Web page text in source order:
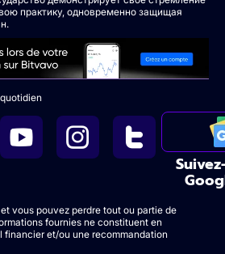
практику, одновременно защищая
vous pouvez perdre tout ou partie de
fournies ne constituent en
financier et/ou une recommandation